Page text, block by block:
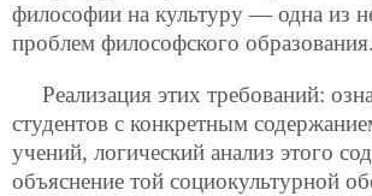
философии на культуру — одна из
проблем философского образования.
Реализация этих требований:
студентов с конкретным
учений, логический анализ этого
объяснение той социокультурной